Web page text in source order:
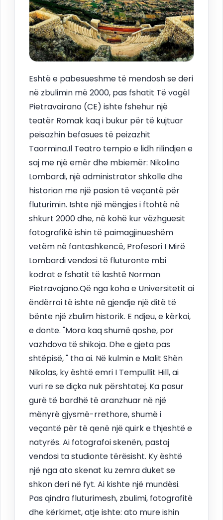
Eshtë e pabesueshme të mendosh se deri
në zbulimin më 2000, pas fshatit Të vogël
Pietravairano (CE) ishte fshehur një
teatër Romak kaq i bukur për të kujtuar
peisazhin befasues të peizazhit
Taormina.Il Teatro tempio e lidh rilindjen e
saj me një emër dhe mbiemër: Nikolino
Lombardi, një administrator shkolle dhe
historian me një pasion të veçantë për
fluturimin. Ishte një mëngjes i ftohtë në
shkurt 2000 dhe, në kohë kur vëzhguesit
fotografikë ishin të paimagjinueshëm
vetëm në fantashkencë, Profesori I Mirë
Lombardi vendosi të fluturonte mbi
kodrat e fshatit të lashtë Norman
Pietravajano.Që nga koha e Universitetit ai
ëndërroi të ishte në gjendje një ditë të
bënte një zbulim historik. E ndjeu, e kërkoi,
e donte. "Mora kaq shumë qoshe, por
vazhdova të shikoja. Dhe e gjeta pas
shtëpisë, " tha ai. Në kulmin e Malit Shën
Nikolas, ky është emri I Tempullit Hill, ai
vuri re se diçka nuk përshtatej. Ka pasur
gurë të bardhë të aranzhuar në një
mënyrë gjysmë-rrethore, shumë i
veçantë për të qenë një quirk e thjeshtë e
natyrës. Ai fotografoi skenën, pastaj
vendosi ta studionte tërësisht. Ky është
një nga ato skenat ku zemra duket se
shkon deri në fyt. Ai kishte një mundësi.
Pas qindra fluturimesh, zbulimi, fotografitë
dhe kërkimet, atje ishte: ato mure ishin